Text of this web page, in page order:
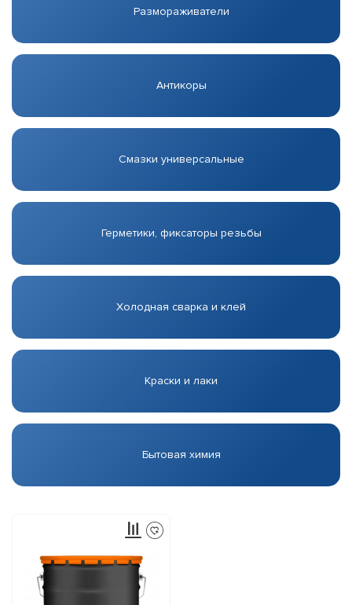
Размораживатели
Антикоры
Смазки универсальные
Герметики, фиксаторы резьбы
Холодная сварка и клей
Краски и лаки
Бытовая химия